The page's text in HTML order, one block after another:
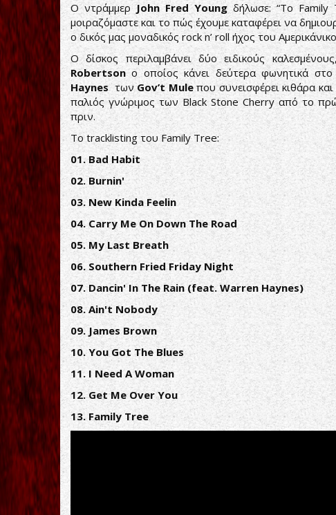
Ο ντράμμερJohn Fred Young δήλωσε: “Το Family
μοιραζόμαστε και το πώς έχουμε καταφέρει να
ο δικός μας μοναδικός rock n’ roll ήχος του
Ο δίσκος περιλαμβάνει δύο ειδικούς
Robertson ο οποίος κάνει δεύτερα φωνητικά
HaynesτωνGov’t Muleπου συνεισφέρει κιθάρα
παλιός γνώριμος των Black Stone Cherry από το
πριν.
Το tracklisting του Family Tree:
01. Bad Habit
02. Burnin'
03. New Kinda Feelin
04. Carry Me On Down The Road
05. My Last Breath
06. Southern Fried Friday Night
07. Dancin' In The Rain (feat. Warren Haynes)
08. Ain't Nobody
09. James Brown
10. You Got The Blues
11. I Need A Woman
12. Get Me Over You
13. Family Tree